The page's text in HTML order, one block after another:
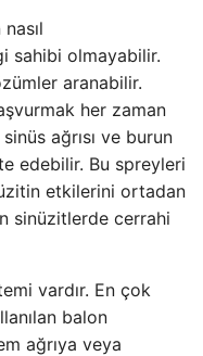
sahibi olmayabilir.
aranabilir.
her zaman
ağrısı ve burun
edebilir. Bu spreyleri
etkilerini ortadan
sinüzitlerde cerrahi
vardır. En çok
balon
ağrıya veya